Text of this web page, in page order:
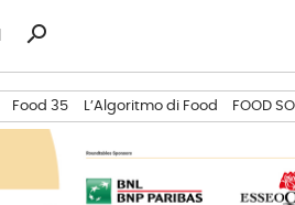
Ricerca
search
Food 35 L’Algoritmo di Food FOOD